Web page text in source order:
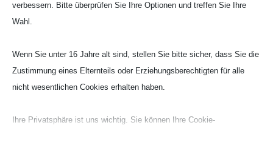
verbessern. Bitte überprüfen Sie Ihre Optionen und treffen Sie Ihre
Wahl.
Wenn Sie unter 16 Jahre alt sind, stellen Sie bitte sicher, dass Sie die
Zustimmung eines Elternteils oder Erziehungsberechtigten für alle
nicht wesentlichen Cookies erhalten haben.
Ihre Privatsphäre ist uns wichtig. Sie können Ihre Cookie-